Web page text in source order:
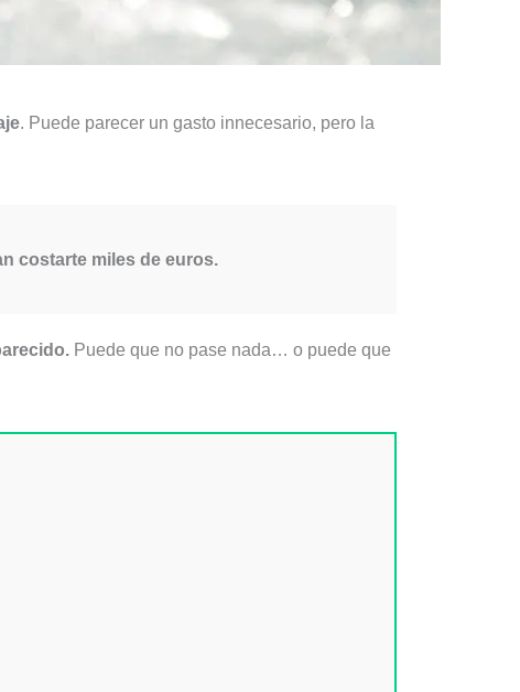
. Puede parecer un gasto innecesario, pero la
costarte miles de euros.
Puede que no pase nada… o puede que